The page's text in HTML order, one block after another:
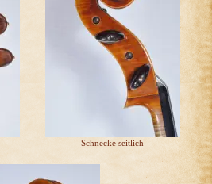
Schnecke seitlich